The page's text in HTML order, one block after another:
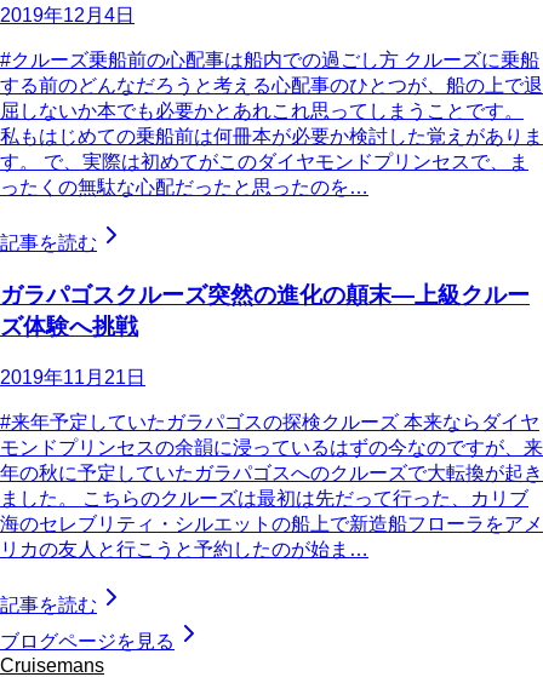
2019年12月4日
#クルーズ乗船前の心配事は船内での過ごし方 クルーズに乗船
する前のどんなだろうと考える心配事のひとつが、船の上で退
屈しないか本でも必要かとあれこれ思ってしまうことです。
私もはじめての乗船前は何冊本が必要か検討した覚えがありま
す。 で、実際は初めてがこのダイヤモンドプリンセスで、ま
ったくの無駄な心配だったと思ったのを…
記事を読む
ガラパゴスクルーズ突然の進化の顛末―上級クルー
ズ体験へ挑戦
2019年11月21日
#来年予定していたガラパゴスの探検クルーズ 本来ならダイヤ
モンドプリンセスの余韻に浸っているはずの今なのですが、来
年の秋に予定していたガラパゴスへのクルーズで大転換が起き
ました。 こちらのクルーズは最初は先だって行った、カリブ
海のセレブリティ・シルエットの船上で新造船フローラをアメ
リカの友人と行こうと予約したのが始ま…
記事を読む
ブログページを見る
Cruisemans